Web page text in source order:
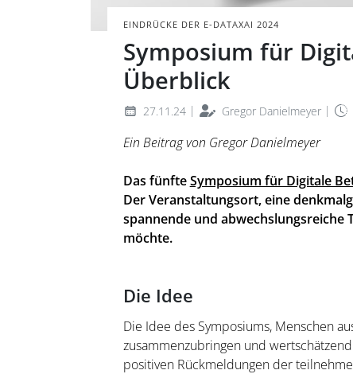
EINDRÜCKE DER E-DATAXAI 2024
Symposium für
Überblick
27.11.24 | Gregor Danielmeyer |
Ein Beitrag von Gregor Danielmeyer
Das fünfteSymposium für Digitale
Der Veranstaltungsort, eine
spannende und abwechslungsreiche
möchte.
Die Idee
Die Idee des Symposiums, Menschen
zusammenzubringen und
positiven Rückmeldungen der